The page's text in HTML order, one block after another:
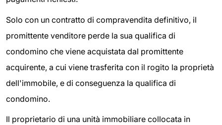
Solo con un contratto di compravendita definitivo, il
promittente venditore perde la sua qualifica di
condomino che viene acquistata dal promittente
acquirente, a cui viene trasferita con il rogito la proprietà
dell'immobile, e di conseguenza la qualifica di
condomino.
Il proprietario di una unità immobiliare collocata in